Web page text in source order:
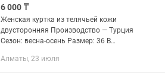
6 000 ₸
Женская куртка из телячьей кожи
двусторонняя Производство — Турция
Сезон: весна-осень Размер: 36 В
Алматы, 23 июля